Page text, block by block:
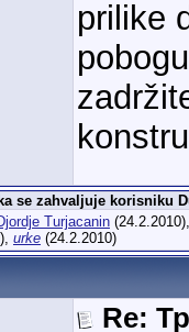
prilike
se zahvaljuje korisniku
Turjacanin(24.2.2010),
urke(24.2.2010)
Re: